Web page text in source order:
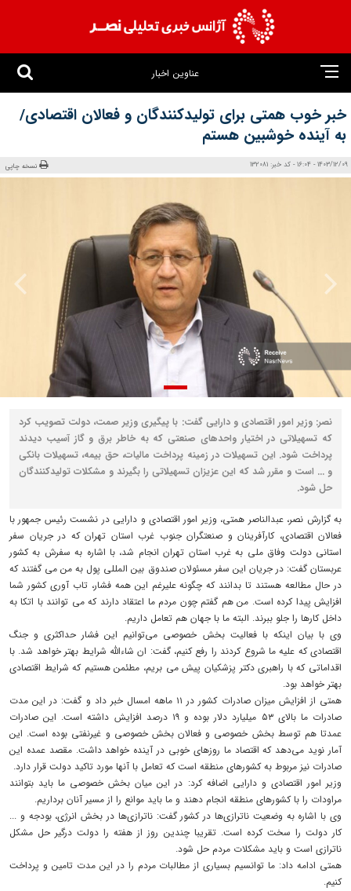
عناوین اخبار
خبر خوب همتی برای تولیدکنندگان و فعالان اقتصادی/
به آینده خوشبین هستم
1403/12/09 - 16:04 - کد خبر: 132081 نسخه چاپی
نصر: وزیر امور اقتصادی و دارایی گفت: با پیگیری وزیر صمت، دولت تصویب کرد
که تسهیلاتی در اختیار واحدهای صنعتی که به خاطر برق و گاز آسیب دیدند
پرداخت شود. این تسهیلات در زمینه پرداخت مالیات، حق بیمه، تسهیلات بانکی
و ... است و مقرر شد که این عزیزان تسهیلاتی را بگیرند و مشکلات تولیدکنندگان
حل شود.
به گزارش نصر، عبدالناصر همتی، وزیر امور اقتصادی و دارایی در نشست رئیس جمهور با
فعالان اقتصادی، کارآفرینان و صنعتگران جنوب غرب استان تهران که در جریان سفر
استانی دولت وفاق ملی به غرب استان تهران انجام شد، با اشاره به سفرش به کشور
عربستان گفت: در جریان این سفر مسئولان صندوق بین المللی پول به من می گفتند که
در حال مطالعه هستند تا بدانند که چگونه علیرغم این همه فشار، تاب آوری کشور شما
افزایش پیدا کرده است. من هم گفتم چون مردم ما اعتقاد دارند که می توانند با اتکا به
داخل کارها را جلو ببرند. البته ما با جهان هم تعامل داریم.
وی با بیان اینکه با فعالیت بخش خصوصی می‌توانیم این فشار حداکثری و جنگ
اقتصادی که علیه ما شروع کردند را رفع کنیم، گفت: ان شاءالله شرایط بهتر خواهد شد. با
اقداماتی که با راهبری دکتر پزشکیان پیش می بریم، مطئمن هستیم که شرایط اقتصادی
بهتر خواهد بود.
همتی از افزایش میزان صادرات کشور در ۱۱ ماهه امسال خبر داد و گفت: در این مدت
صادرات ما بالای ۵۳ میلیارد دلار بوده و ۱۹ درصد افزایش داشته است. این صادرات
عمدتا هم توسط بخش خصوصی و فعالان بخش خصوصی و غیرنفتی بوده است. این
آمار نوید می‌دهد که اقتصاد ما روزهای خوبی در آینده خواهد داشت. مقصد عمده این
صادرات نیز مربوط به کشورهای منطقه است که تعامل با آنها مورد تاکید دولت قرار دارد.
وزیر امور اقتصادی و دارایی اضافه کرد: در این میان بخش خصوصی ما باید بتوانند
مراودات را با کشورهای منطقه انجام دهند و ما باید موانع را از مسیر آنان برداریم.
وی با اشاره به وضعیت ناترازی‌ها در کشور گفت: ناترازی‌ها در بخش انرژی، بودجه و ...
کار دولت را سخت کرده است. تقریبا چندین روز از هفته را دولت درگیر حل مشکل
ناترازی است و باید مشکلات مردم حل شود.
همتی ادامه داد: ما توانسیم بسیاری از مطالبات مردم را در این مدت تامین و پرداخت
کنیم.